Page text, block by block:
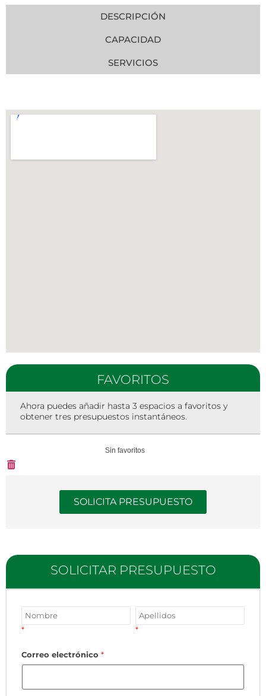
FAVORITOS
Ahora puedes añadir hasta 3 espacios a favoritos y
obtener tres presupuestos instantáneos.
Sin favoritos
SOLICITA PRESUPUESTO
SOLICITAR PRESUPUESTO
* *
Correo electrónico *
DESCRIPCIÓN
CAPACIDAD
SERVICIOS